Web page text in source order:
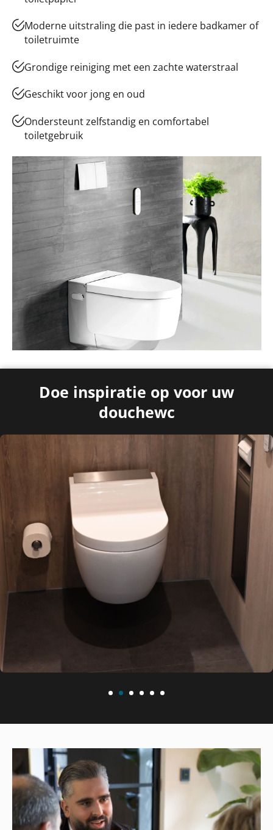
Moderne uitstraling die past in iedere badkamer of
toiletruimte
Grondige reiniging met een zachte waterstraal
Geschikt voor jong en oud
Ondersteunt zelfstandig en comfortabel
toiletgebruik
Doe inspiratie op voor uw
douchewc